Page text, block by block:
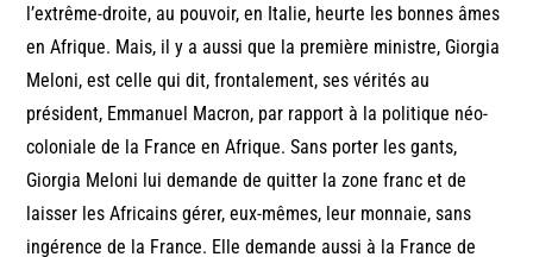
l’extrême-droite, au pouvoir, en Italie, heurte les bonnes âmes
en Afrique. Mais, il y a aussi que la première ministre, Giorgia
Meloni, est celle qui dit, frontalement, ses vérités au
président, Emmanuel Macron, par rapport à la politique néo-
coloniale de la France en Afrique. Sans porter les gants,
Giorgia Meloni lui demande de quitter la zone franc et de
laisser les Africains gérer, eux-mêmes, leur monnaie, sans
ingérence de la France. Elle demande aussi à la France de